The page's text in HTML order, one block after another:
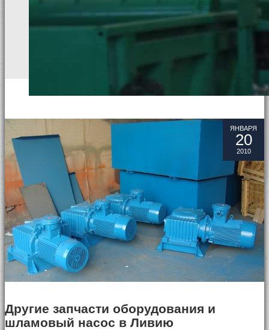
О КОМПАНИИ
ВИДЕО КОНТАКТЫ
ЯНВАРЯ
20
2010
Другие запчасти оборудования и
шламовый насос в Ливию